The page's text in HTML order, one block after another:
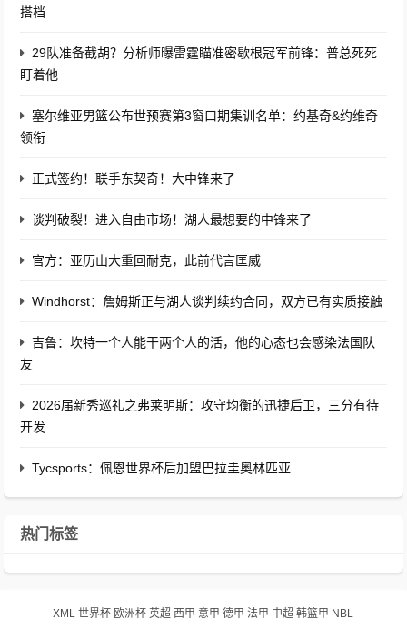
搭档
29队准备截胡？分析师曝雷霆瞄准密歇根冠军前锋：普总死死
盯着他
塞尔维亚男篮公布世预赛第3窗口期集训名单：约基奇&约维奇
领衔
正式签约！联手东契奇！大中锋来了
谈判破裂！进入自由市场！湖人最想要的中锋来了
官方：亚历山大重回耐克，此前代言匡威
Windhorst：詹姆斯正与湖人谈判续约合同，双方已有实质接触
吉鲁：坎特一个人能干两个人的活，他的心态也会感染法国队
友
2026届新秀巡礼之弗莱明斯：攻守均衡的迅捷后卫，三分有待
开发
Tycsports：佩恩世界杯后加盟巴拉圭奥林匹亚
热门标签
XML 世界杯 欧洲杯 英超 西甲 意甲 德甲 法甲 中超 韩篮甲 NBL